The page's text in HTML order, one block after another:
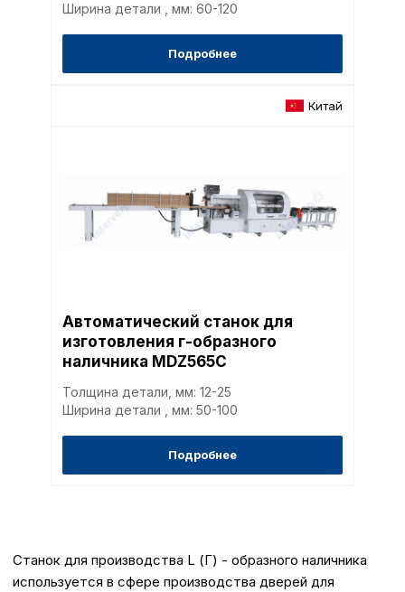
Ширина детали , мм: 60-120
Подробнее
Китай
Автоматический станок для
изготовления г-образного
наличника MDZ565C
Толщина детали, мм: 12-25
Ширина детали , мм: 50-100
Подробнее
Станок для производства L (Г) - образного наличника
используется в сфере производства дверей для